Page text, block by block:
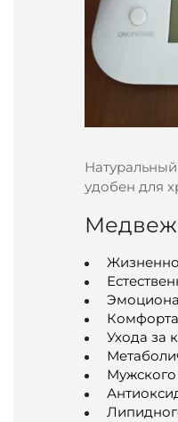
удобен для
Ухода за